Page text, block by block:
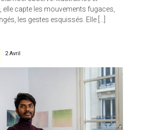
elle capte les mouvements fugaces,
les gestes esquissés. Elle […]
2 Avril